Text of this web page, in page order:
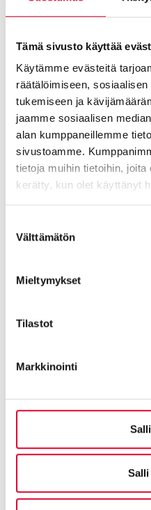
Tämä sivusto käyttää
Käytämme evästeitä
räätälöimiseen,
tukemiseen ja
jaamme sosiaalisen
alan kumppaneillemme
sivustoamme.
tietoja muihin tietoihin,
kerätty, kun olet käyttänyt
valinta
Välttämätön
Mieltymykset
Tilastot
Markkinointi